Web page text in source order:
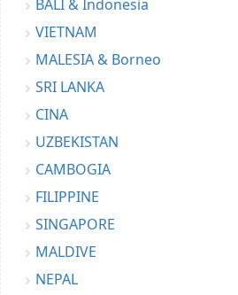
BALI & Indonesia
VIETNAM
MALESIA & Borneo
SRI LANKA
CINA
UZBEKISTAN
CAMBOGIA
FILIPPINE
SINGAPORE
MALDIVE
NEPAL